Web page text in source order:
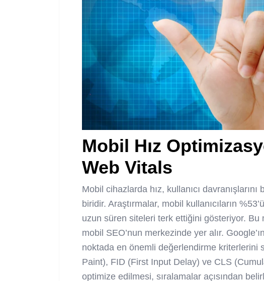
Mobil Hız
Web Vitals
Mobil cihazlarda hız, kullanıcı
biridir. Araştırmalar, mobil kullanıcıların
uzun süren siteleri terk ettiğini gösteriyor. Bu
mobil SEO’nun merkezinde yer alır.
noktada en önemli değerlendirme kriterlerini
Paint), FID (First Input Delay) ve CLS
optimize edilmesi, sıralamalar açısından